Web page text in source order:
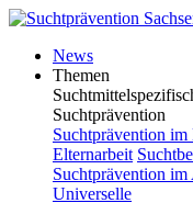
News
Themen
Suchtprävention
Suchtprävention im
Elternarbeit
Suchtprävention im
Universelle